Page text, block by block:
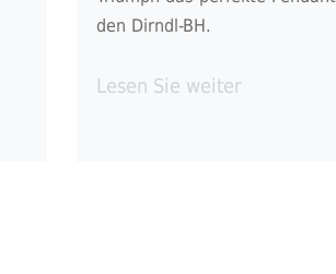
den Dirndl-BH.
Lesen Sie weiter